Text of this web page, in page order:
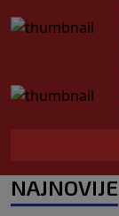
NAJNOVIJE